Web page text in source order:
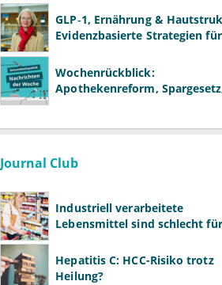
GLP‑1, Ernährung &
Evidenzbasierte Strategien für
Wochenrückblick:
Apothekenreform,
Journal Club
Industriell verarbeitete
Lebensmittel sind schlecht
Hepatitis C: HCC-Risiko trotz
Heilung?